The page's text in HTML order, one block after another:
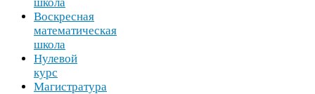
Воскресная
математическая
школа
Нулевой
курс
Магистратура